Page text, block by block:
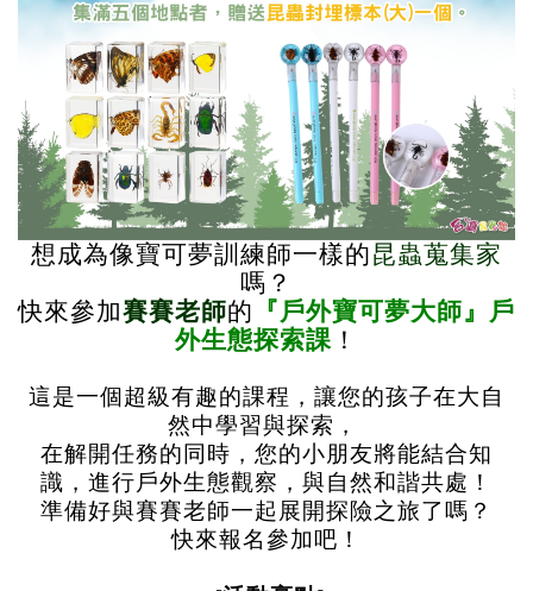
想成為像寶可夢訓練師一樣的昆蟲蒐集家
嗎？
快來參加賽賽老師的 『戶外寶可夢大師』戶
外生態探索課 ！
這是一個超級有趣的課程，讓您的孩子在大自
然中學習與探索，
在解開任務的同時，您的小朋友將能結合知
識，進行戶外生態觀察，與自然和諧共處！
準備好與賽賽老師一起展開探險之旅了嗎？
快來報名參加吧！